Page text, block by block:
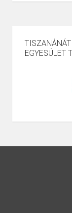
EGYESÜLET